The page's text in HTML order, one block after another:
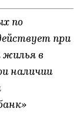
по
при
жилья в
наличии